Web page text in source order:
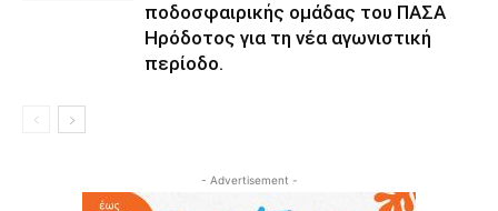
ποδοσφαιρικής ομάδας του ΠΑΣΑ
Ηρόδοτος για τη νέα αγωνιστική
περίοδο.
- Advertisement -